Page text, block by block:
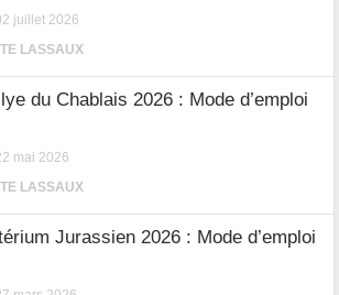
juillet 2026
LASSAUX
du Chablais 2026 : Mode d’emploi
mai 2026
LASSAUX
Jurassien 2026 : Mode d’emploi